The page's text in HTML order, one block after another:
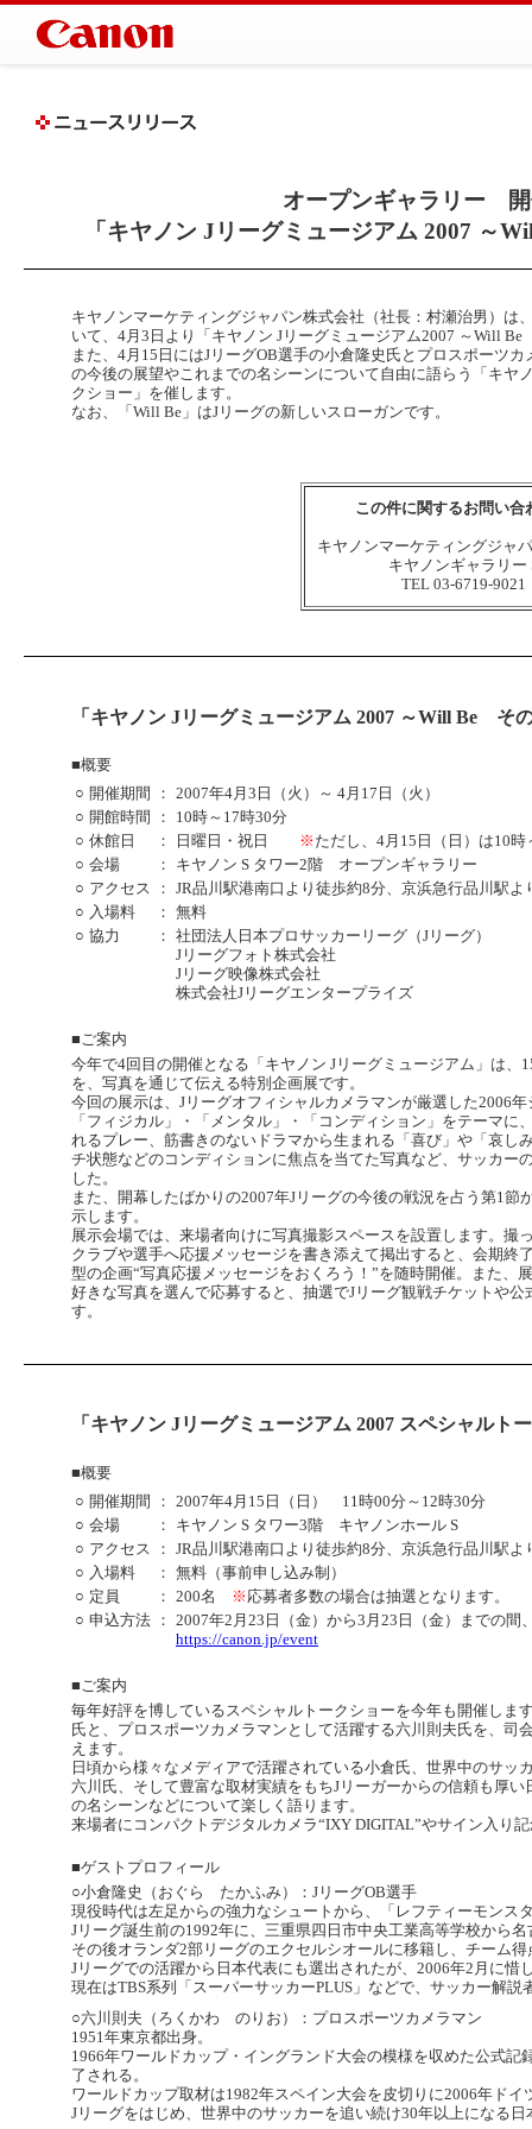
オープンギャラリー
「キヤノン Jリーグミュージアム 2007 ～
キヤノンマーケティングジャパン株式会社（社長：村瀬治男）は
いて、4月3日より「キヤノン Jリーグミュージアム2007 ～Will
また、4月15日にはJリーグOB選手の小倉隆史氏とプロスポーツ
の今後の展望やこれまでの名シーンについて自由に語らう「キヤ
クショー」を催します。
なお、「Will Be」はJリーグの新しいスローガンです。
この件に関するお問い合
キヤノンマーケティングジャ
キヤノンギャラリー
TEL 03-6719-9021
「キヤノン Jリーグミュージアム 2007 ～Will Be そ
■概要
○ 開催期間 ： 2007年4月3日（火）～ 4月17日（火）
○ 開館時間 ：
10時～17時30分
○ 休館日 ： 日曜日・祝日 ※ ただし、4月15日（日）は10時
○ 会場 ：
キヤノン S タワー2階 オープンギャラリー
○ アクセス ： JR品川駅港南口より徒歩約8分、京浜急行品川駅よ
○ 入場料 ： 無料
○ 協力 ： 社団法人日本プロサッカーリーグ（Jリーグ）
Jリーグフォト株式会社
Jリーグ映像株式会社
株式会社Jリーグエンタープライズ
■ご案内
今年で4回目の開催となる「キヤノン Jリーグミュージアム」は、
を、写真を通じて伝える特別企画展です。
今回の展示は、Jリーグオフィシャルカメラマンが厳選した2006
「フィジカル」・「メンタル」・「コンディション」をテーマ
れるプレー、筋書きのないドラマから生まれる「喜び」や「哀し
チ状態などのコンディションに焦点を当てた写真など、サッカー
した。
また、開幕したばかりの2007年Jリーグの今後の戦況を占う第1
示します。
展示会場では、来場者向けに写真撮影スペースを設置します。撮
クラブや選手へ応援メッセージを書き添えて掲出すると、会期終
型の企画“写真応援メッセージをおくろう！”を随時開催。また、
好きな写真を選んで応募すると、抽選でJリーグ観戦チケットや
す。
「キヤノン Jリーグミュージアム 2007 スペシャルト
■概要
○ 開催期間 ： 2007年4月15日（日） 11時00分～12時30分
○ 会場 ：
キヤノン S タワー3階 キヤノンホール S
○ アクセス ： JR品川駅港南口より徒歩約8分、京浜急行品川駅よ
○ 入場料 ： 無料（事前申し込み制）
○ 定員 ： 200名 ※ 応募者多数の場合は抽選となります。
○ 申込方法 ： 2007年2月23日（金）から3月23日（金）までの
https://canon.jp/event
■ご案内
毎年好評を博しているスペシャルトークショーを今年も開催しま
氏と、プロスポーツカメラマンとして活躍する六川則夫氏を、司
えます。
日頃から様々なメディアで活躍されている小倉氏、世界中のサッ
六川氏、そして豊富な取材実績をもちJリーガーからの信頼も厚
の名シーンなどについて楽しく語ります。
来場者にコンパクトデジタルカメラ“IXY DIGITAL”やサイン入り
■ゲストプロフィール
○小倉隆史（おぐら たかふみ）：JリーグOB選手
現役時代は左足からの強力なシュートから、「レフティーモンス
Jリーグ誕生前の1992年に、三重県四日市中央工業高等学校から
その後オランダ2部リーグのエクセルシオールに移籍し、チーム
Jリーグでの活躍から日本代表にも選出されたが、2006年2月に惜
現在はTBS系列「スーパーサッカーPLUS」などで、サッカー解説
○六川則夫（ろくかわ のりお）：プロスポーツカメラマン
1951年東京都出身。
1966年ワールドカップ・イングランド大会の模様を収めた公式
了される。
ワールドカップ取材は1982年スペイン大会を皮切りに2006年ド
Jリーグをはじめ、世界中のサッカーを追い続け30年以上になる